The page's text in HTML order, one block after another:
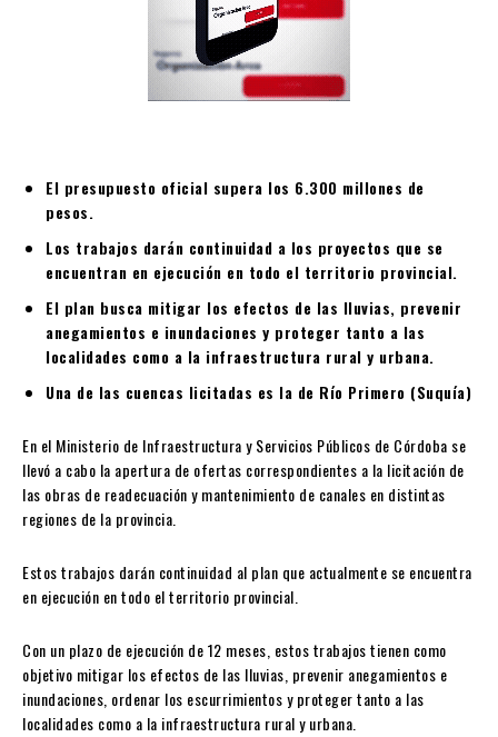
El presupuesto oficial supera los 6.300 millones de
pesos.
Los trabajos darán continuidad a los proyectos que se
encuentran en ejecución en todo el territorio provincial.
El plan busca mitigar los efectos de las lluvias, prevenir
anegamientos e inundaciones y proteger tanto a las
localidades como a la infraestructura rural y urbana.
Una de las cuencas licitadas es la de Río Primero (Suquía)
En el Ministerio de Infraestructura y Servicios Públicos de Córdoba se
llevó a cabo la apertura de ofertas correspondientes a la licitación de
las obras de readecuación y mantenimiento de canales en distintas
regiones de la provincia.
Estos trabajos darán continuidad al plan que actualmente se encuentra
en ejecución en todo el territorio provincial.
Con un plazo de ejecución de 12 meses, estos trabajos tienen como
objetivo mitigar los efectos de las lluvias, prevenir anegamientos e
inundaciones, ordenar los escurrimientos y proteger tanto a las
localidades como a la infraestructura rural y urbana.